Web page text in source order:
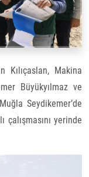
Kılıçaslan, Makina
Büyükyılmaz ve
Seydikemer’de
çalışmasını yerinde